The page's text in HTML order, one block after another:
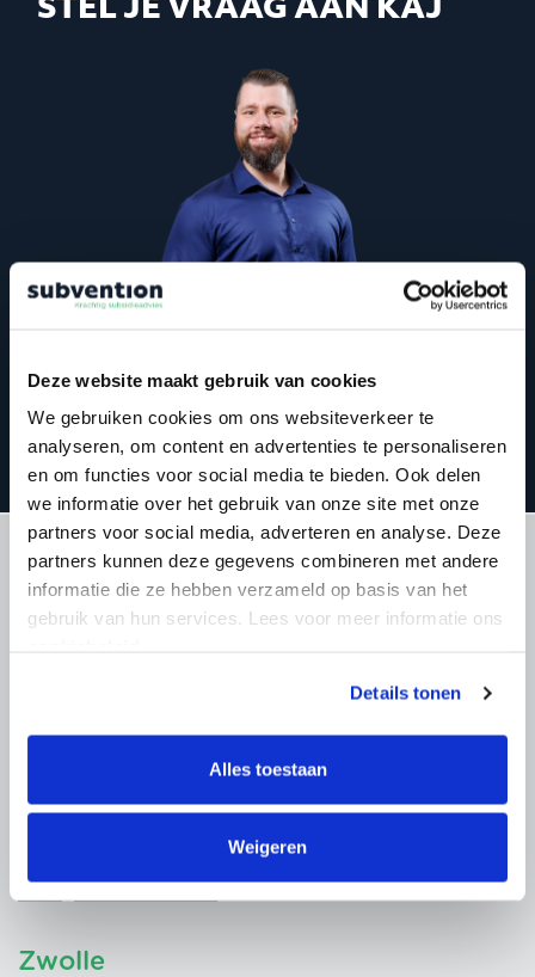
Deze website maakt gebruik van cookies
We gebruiken cookies om ons websiteverkeer te
analyseren, om content en advertenties te personaliseren
en om functies voor social media te bieden. Ook delen
we informatie over het gebruik van onze site met onze
partners voor social media, adverteren en analyse. Deze
partners kunnen deze gegevens combineren met andere
informatie die ze hebben verzameld op basis van het
gebruik van hun services. Lees voor meer informatie ons
Details tonen
Alles toestaan
Weigeren
Bekijk profiel
7543 EZ Enschede
info@subvention.nl
Zwolle